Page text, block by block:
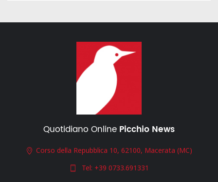
Quotidiano Online Picchio News
Corso della Repubblica 10, 62100, Macerata (MC)
Tel: +39 0733.691331